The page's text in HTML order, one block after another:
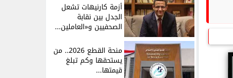
أزمة كارنيهات تشعل
الجدل بين نقابة
الصحفيين و«العاملين...
منحة القطع 2026.. من
يستحقها وكم تبلغ
قيمتها...